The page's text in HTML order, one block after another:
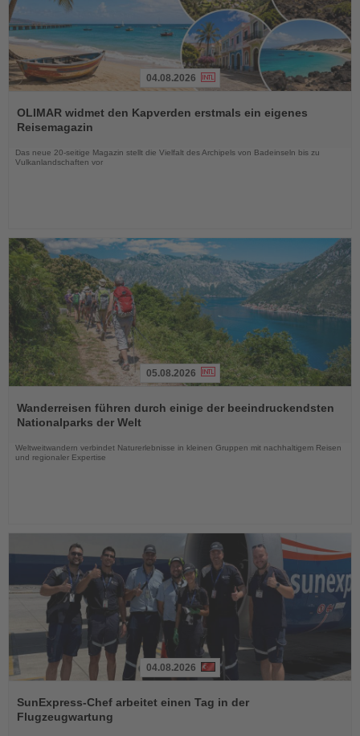
Sie
die
Nachrichten
04.08.2026
OLIMAR widmet den Kapverden erstmals ein eigenes
Reisemagazin
Das neue 20-seitige Magazin stellt die Vielfalt des Archipels von Badeinseln bis zu
Vulkanlandschaften vor
Sie
die
Nachrichten
05.08.2026
Wanderreisen führen durch einige der beeindruckendsten
Nationalparks der Welt
Weltweitwandern verbindet Naturerlebnisse in kleinen Gruppen mit nachhaltigem Reisen
und regionaler Expertise
Sie
die
Nachrichten
04.08.2026
SunExpress-Chef arbeitet einen Tag in der
Flugzeugwartung